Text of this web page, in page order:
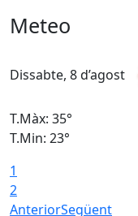
Meteo
Dissabte, 8 d’agost
T.Màx: 35°
T.Min: 23°
1
2
AnteriorSegüent